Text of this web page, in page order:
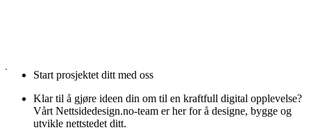
Start prosjektet ditt med oss
Klar til å gjøre ideen din om til en kraftfull digital opplevelse?
Vårt Nettsidedesign.no-team er her for å designe, bygge og
utvikle nettstedet ditt.